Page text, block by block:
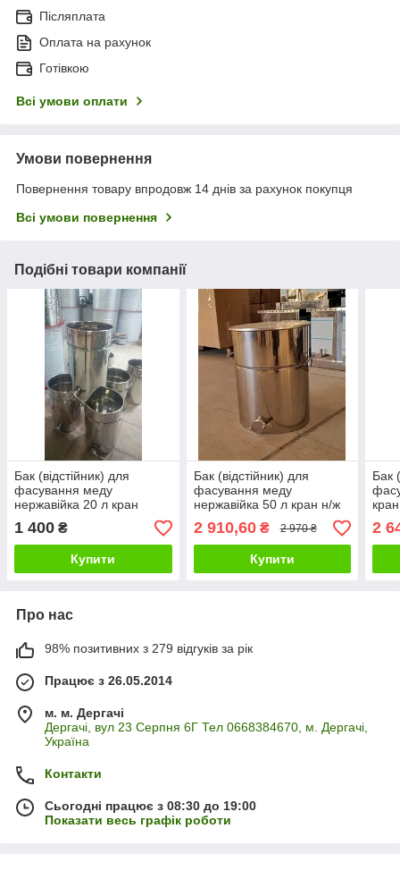
Післяплата
Оплата на рахунок
Готівкою
Всі умови оплати
Умови повернення
Повернення товару впродовж 14 днів за рахунок покупця
Всі умови повернення
Подібні товари компанії
Бак (відстійник) для
фасування меду
нержавійка 20 л кран
пластик
1 400 ₴
Купити
Бак (відстійник) для
фасування меду
нержавійка 50 л кран н/ж
2 910,60₴ 2 970 ₴
Купити
Бак
2
Про нас
98% позитивних з 279 відгуків за рік
Працює з 26.05.2014
м. м. Дергачі
Дергачі, вул 23 Серпня 6Г Тел 0668384670, м. Дергачі,
Україна
Контакти
Сьогодні працює з 08:30 до 19:00
Показати весь графік роботи